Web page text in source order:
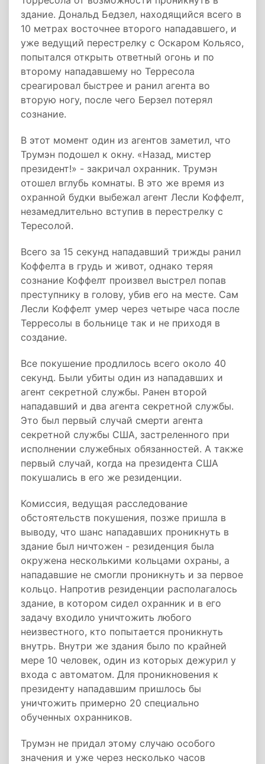
здание. Дональд Бедзел, находящийся всего в
10 метрах восточнее второго нападавшего, и
уже ведущий перестрелку с Оскаром Кольясо,
попытался открыть ответный огонь и по
второму нападавшему но Терресола
среагировал быстрее и ранил агента во
вторую ногу, после чего Берзел потерял
сознание.
В этот момент один из агентов заметил, что
Трумэн подошел к окну. «Назад, мистер
президент!» - закричал охранник. Трумэн
отошел вглубь комнаты. В это же время из
охранной будки выбежал агент Лесли Коффелт,
незамедлительно вступив в перестрелку с
Тересолой.
Всего за 15 секунд нападавший трижды ранил
Коффелта в грудь и живот, однако теряя
сознание Коффелт произвел выстрел попав
преступнику в голову, убив его на месте. Сам
Лесли Коффелт умер через четыре часа после
Терресолы в больнице так и не приходя в
создание.
Все покушение продлилось всего около 40
секунд. Были убиты один из нападавших и
агент секретной службы. Ранен второй
нападавший и два агента секретной службы.
Это был первый случай смерти агента
секретной службы США, застреленного при
исполнении служебных обязанностей. А также
первый случай, когда на президента США
покушались в его же резиденции.
Комиссия, ведущая расследование
обстоятельств покушения, позже пришла в
выводу, что шанс нападавших проникнуть в
здание был ничтожен - резиденция была
окружена несколькими кольцами охраны, а
нападавшие не смогли проникнуть и за первое
кольцо. Напротив резиденции располагалось
здание, в котором сидел охранник и в его
задачу входило уничтожить любого
неизвестного, кто попытается проникнуть
внутрь. Внутри же здания было по крайней
мере 10 человек, один из которых дежурил у
входа с автоматом. Для проникновения к
президенту нападавшим пришлось бы
уничтожить примерно 20 специально
обученных охранников.
Трумэн не придал этому случаю особого
значения и уже через несколько часов